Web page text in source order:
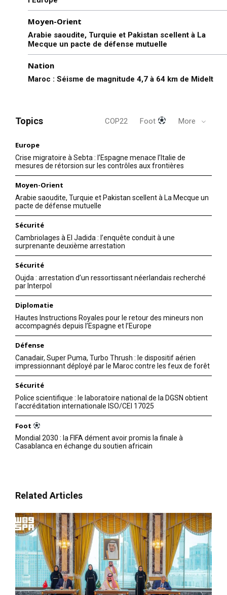
Mon compte
général noir Lloyd Austin
mardi avoir choisi le général
comme prochain ministre de
la Défense, une nomination
qu’il a qualifiée de
«nécessaire» et «historique».
confirmée par le Sénat, Lloyd
Austin, 67 ans, sera le
premier Afro-américain à…
9 December 2020
In "USA"
des milices pro-iraniennes en
à renforcer les sanctions
cette nuit. Au cours de
l’attaque, un entrepreneur
entrepreneur ont été blessés.
In "USA"
Settat : ouverture d’une
enquête après la découverte
du corps d’un policier dans
21 March 2026
In "Sécurité"
Moyen-Orient
Arabie saoudite, Turquie et Pakistan scellent à La
Mecque un pacte de défense mutuelle
Nation
Maroc : Séisme de magnitude 4,7 à 64 km de Midelt
Topics COP22 Foot More
Europe
Crise migratoire à Sebta : l’Espagne menace l’Italie de
mesures de rétorsion sur les contrôles aux frontières
Moyen-Orient
Arabie saoudite, Turquie et Pakistan scellent à La Mecque un
pacte de défense mutuelle
Sécurité
Cambriolages à El Jadida : l’enquête conduit à une
surprenante deuxième arrestation
Sécurité
Oujda : arrestation d’un ressortissant néerlandais recherché
par Interpol
Diplomatie
Hautes Instructions Royales pour le retour des mineurs non
accompagnés depuis l’Espagne et l’Europe
Défense
Canadair, Super Puma, Turbo Thrush : le dispositif aérien
impressionnant déployé par le Maroc contre les feux de forêt
Sécurité
Police scientifique : le laboratoire national de la DGSN obtient
l’accréditation internationale ISO/CEI 17025
Foot
Mondial 2030 : la FIFA dément avoir promis la finale à
Casablanca en échange du soutien africain
Related Articles